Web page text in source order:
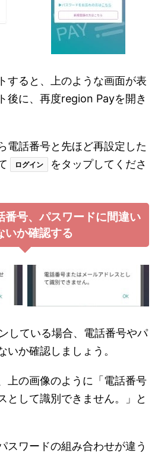
すると、上のような画面が表
後に、再度region Payを開き
電話番号と先ほど再設定した
ログイン
をタップしてくださ
番号、パスワードに間違い
いか確認する
している場合、電話番号やパ
いか確認しましょう。
上の画像のように「電話番号
として識別できません。」と
スワードの組み合わせが違う